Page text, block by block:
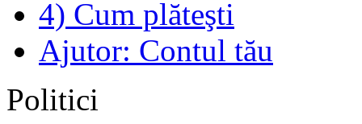
4) Cum plăteşti
Ajutor: Contul tău
Politici